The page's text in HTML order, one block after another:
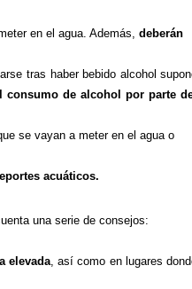
en el agua. Además,deberán
tras haber bebido alcohol
consumo de alcohol por parte
se vayan a meter en el agua o
acuáticos.
una serie de consejos:
elevada, así como en lugares